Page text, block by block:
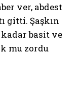
ver, abdest
gitti. Şaşkın
kadar basit ve
mu zordu